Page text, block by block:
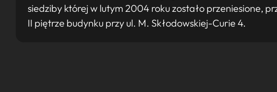
siedziby której w lutym 2004 roku zostało przeniesione,
II piętrze budynku przy ul. M. Skłodowskiej-Curie 4.